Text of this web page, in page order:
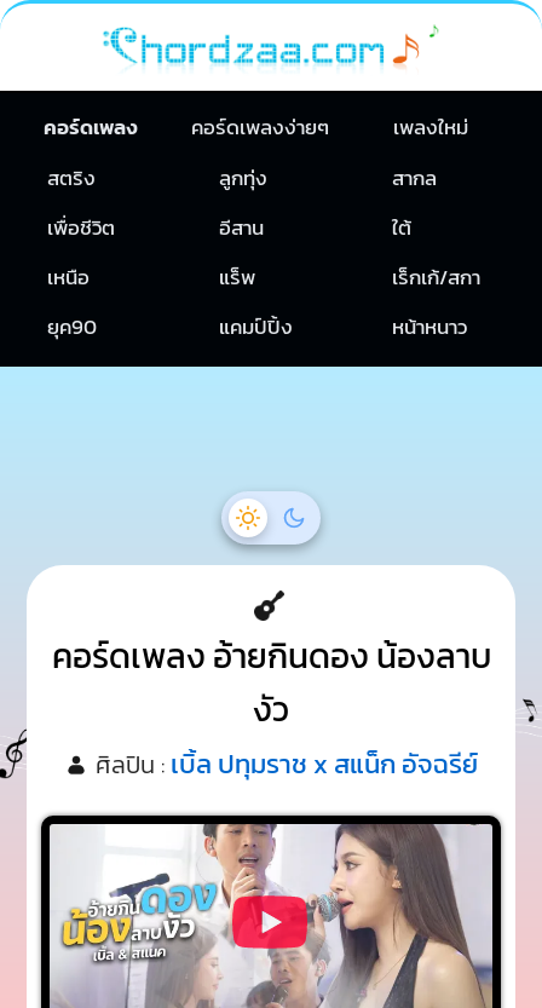
คอร์ดเพลง คอร์ดเพลงง่ายๆ
เพลงใหม่
สตริง
ลูกทุ่ง
สากล
เพื่อชีวิต
อีสาน
ใต้
เหนือ
แร็พ
เร็กเก้/สกา
ยุค90
แคมป์ปิ้ง หน้าหนาว
คอร์ดเพลง อ้ายกินดอง น้องลาบ
งัว
ศิลปิน : เบิ้ล ปทุมราช x สแน็ก อัจฉรีย์